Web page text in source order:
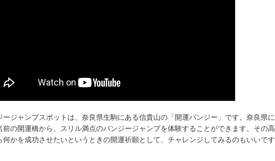
ージャンプスポットは、奈良県生駒にある信貴山の「開運バンジー」です。奈良県に
前の開運橋から、スリル満点のバンジージャンプを体験することができます。その高
何かを成功させたいというときの開運祈願として、チャレンジしてみるのもいいです